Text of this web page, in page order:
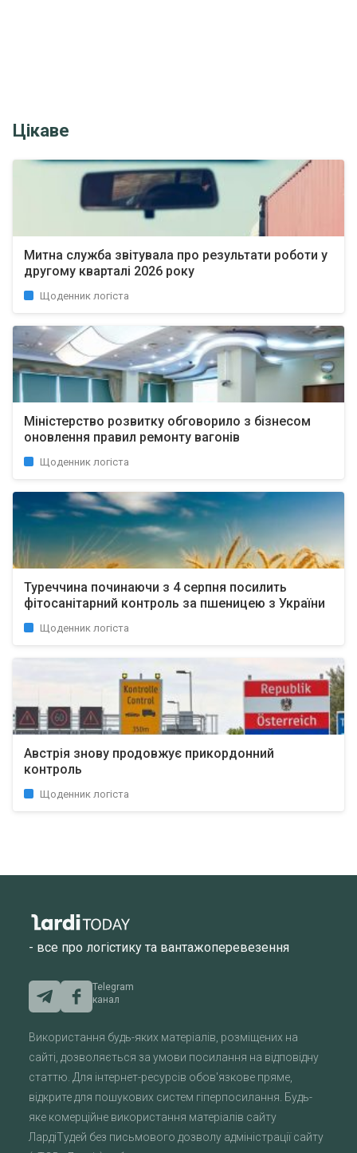
Цікаве
Митна служба звітувала про результати роботи у
другому кварталі 2026 року
Щоденник логіста
Міністерство розвитку обговорило з бізнесом
оновлення правил ремонту вагонів
Щоденник логіста
Туреччина починаючи з 4 серпня посилить
фітосанітарний контроль за пшеницею з України
Щоденник логіста
Австрія знову продовжує прикордонний
контроль
Щоденник логіста
- все про логістику та вантажоперевезення
Telegram
канал
Використання будь-яких матеріалів, розміщених на
сайті, дозволяється за умови посилання на відповідну
статтю. Для інтернет-ресурсів обов'язкове пряме,
відкрите для пошукових систем гіперпосилання. Будь-
яке комерційне використання матеріалів сайту
ЛардіТудей без письмового дозволу адміністрації сайту